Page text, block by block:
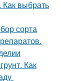
выбрать
сорта
Как